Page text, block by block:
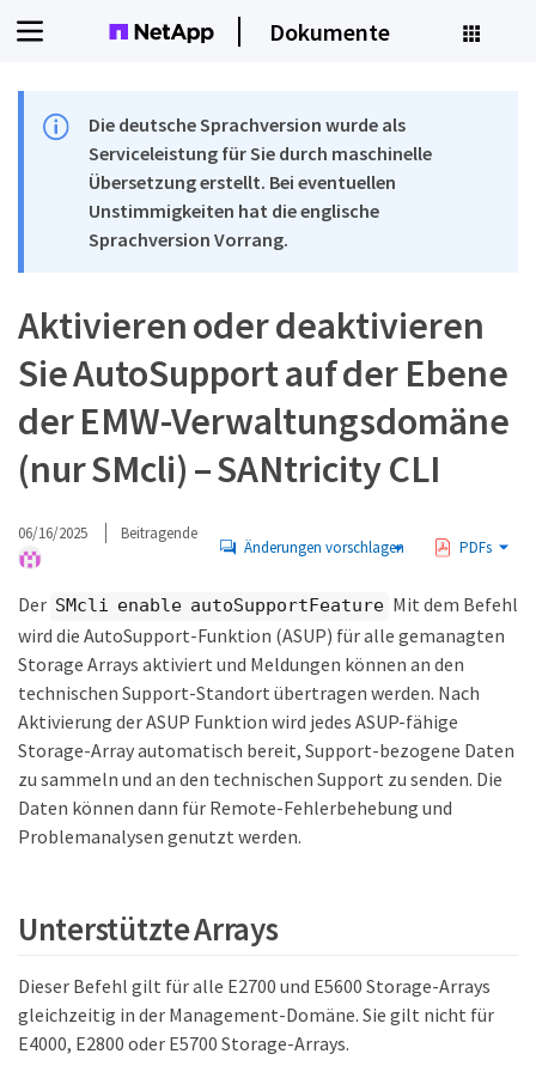
Dokumente
Die deutsche Sprachversion wurde als
Serviceleistung für Sie durch maschinelle
Übersetzung erstellt. Bei eventuellen
Unstimmigkeiten hat die englische
Sprachversion Vorrang.
Aktivieren oder deaktivieren
Sie AutoSupport auf der Ebene
der EMW-Verwaltungsdomäne
(nur SMcli) – SANtricity CLI
06/16/2025 Beitragende
Änderungen vorschlagen PDFs
Der SMcli enable autoSupportFeature Mit dem Befehl
wird die AutoSupport-Funktion (ASUP) für alle gemanagten
Storage Arrays aktiviert und Meldungen können an den
technischen Support-Standort übertragen werden. Nach
Aktivierung der ASUP Funktion wird jedes ASUP-fähige
Storage-Array automatisch bereit, Support-bezogene Daten
zu sammeln und an den technischen Support zu senden. Die
Daten können dann für Remote-Fehlerbehebung und
Problemanalysen genutzt werden.
Unterstützte Arrays
Dieser Befehl gilt für alle E2700 und E5600 Storage-Arrays
gleichzeitig in der Management-Domäne. Sie gilt nicht für
E4000, E2800 oder E5700 Storage-Arrays.